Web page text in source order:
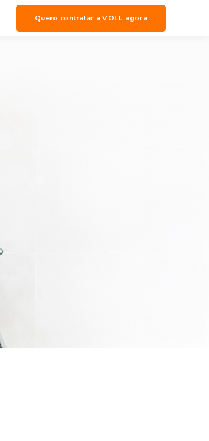
Quero contratar a VOLL agora